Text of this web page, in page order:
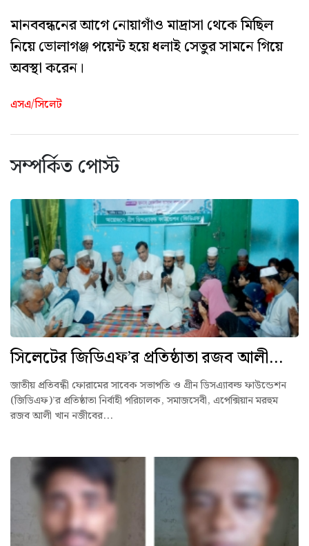
মানববন্ধনের আগে নোয়াগাঁও মাদ্রাসা থেকে মিছিল
নিয়ে ভোলাগঞ্জ পয়েন্ট হয়ে ধলাই সেতুর সামনে গিয়ে
অবস্থা করেন।
এসএ/সিলেট
সম্পর্কিত পোস্ট
সিলেটের জিডিএফ’র প্রতিষ্ঠাতা রজব আলী...
জাতীয় প্রতিবন্ধী ফোরামের সাবেক সভাপতি ও গ্রীন ডিসএ্যাবল্ড ফাউন্ডেশন
(জিডিএফ)’র প্রতিষ্ঠাতা নির্বাহী পরিচালক, সমাজসেবী, এপেক্সিয়ান মরহুম
রজব আলী খান নজীবের...